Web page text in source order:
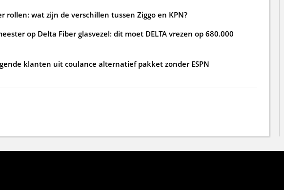
rollen: wat zijn de verschillen tussen Ziggo en KPN?
op Delta Fiber glasvezel: dit moet DELTA vrezen op 680.000
klanten uit coulance alternatief pakket zonder ESPN